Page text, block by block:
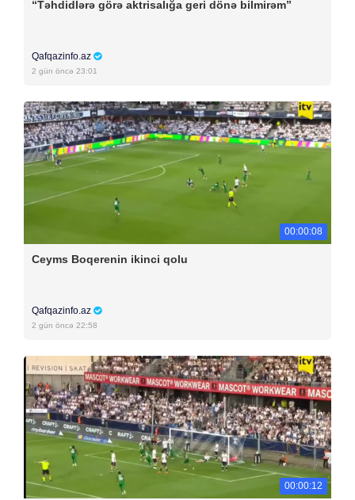
“Təhdidlərə görə aktrisalığa geri dönə bilmirəm”
Qafqazinfo.az
2 gün öncə 23:01
00:00:08
Ceyms Boqerenin ikinci qolu
Qafqazinfo.az
2 gün öncə 22:58
00:00:12